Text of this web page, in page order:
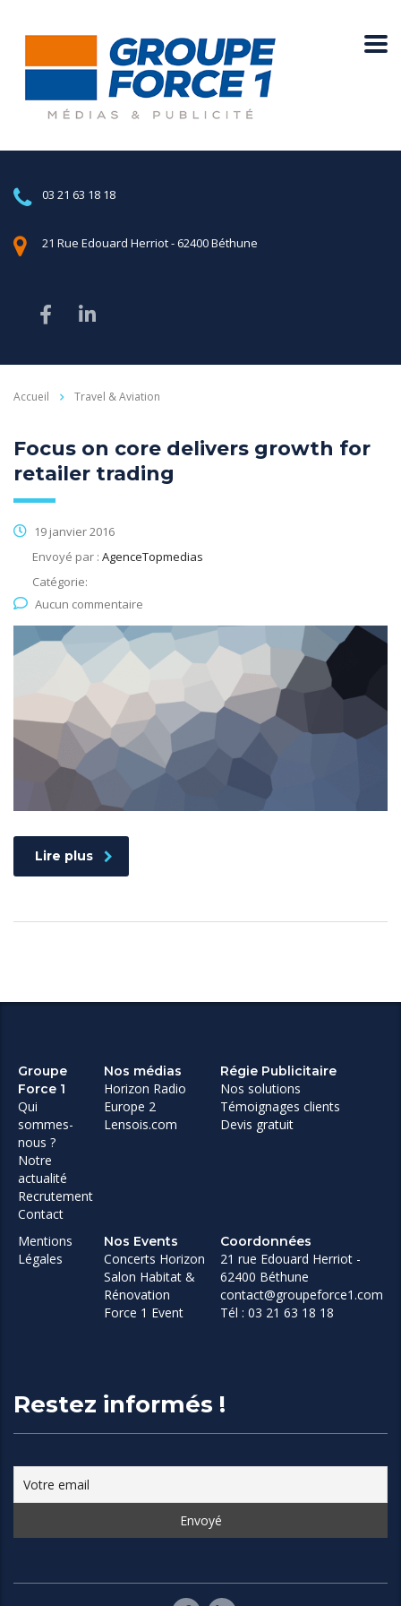
03 21 63 18 18
21 Rue Edouard Herriot - 62400 Béthune
Accueil Travel & Aviation
Focus on core delivers growth for
retailer trading
19 janvier 2016
Envoyé par : AgenceTopmedias
Catégorie:
Aucun commentaire
Lire plus
Groupe
Force 1
Qui
sommes-
nous ?
Notre
actualité
Recrutement
Contact
Nos médias
Horizon Radio
Europe 2
Lensois.com
Régie Publicitaire
Nos solutions
Témoignages clients
Devis gratuit
Mentions
Légales
Nos Events
Concerts Horizon
Salon Habitat &
Rénovation
Force 1 Event
Coordonnées
21 rue Edouard Herriot -
62400 Béthune
contact@groupeforce1.com
Tél : 03 21 63 18 18
Restez informés !